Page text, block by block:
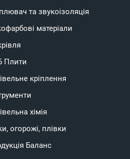
та звукоізоляція
матеріали
Плити
кріплення
хімія
огорожі, плівки
Баланс